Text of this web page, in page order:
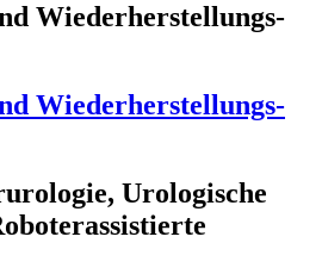
Wiederherstellungs-
Wiederherstellungs-
Urologische